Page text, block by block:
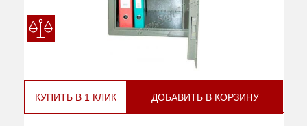
КУПИТЬ В 1 КЛИК ДОБАВИТЬ В КОРЗИНУ